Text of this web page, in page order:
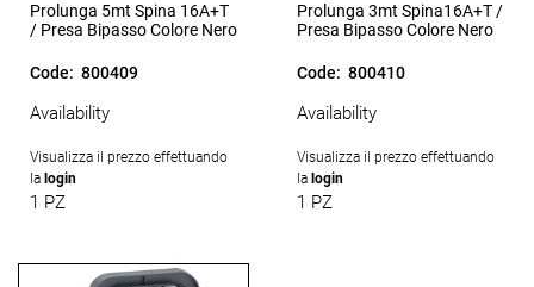
Prolunga 5mt Spina 16A+T
/ Presa Bipasso Colore Nero
Code: 800409
Availability
Visualizza il prezzo effettuando
la login
1 PZ
Prolunga 3mt Spina16A+T /
Presa Bipasso Colore Nero
Code: 800410
Availability
Visualizza il prezzo effettuando
la login
1 PZ